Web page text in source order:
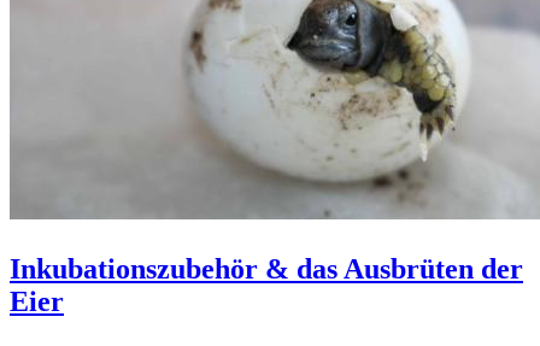
Inkubationszubehör & das Ausbrüten der
Eier